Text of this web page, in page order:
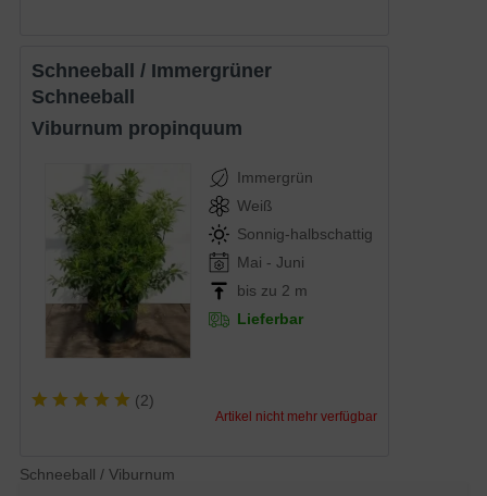
Schneeball / Immergrüner
Schneeball
Viburnum propinquum
Immergrün
Weiß
Sonnig-halbschattig
Mai - Juni
bis zu 2 m
Lieferbar
(2)
Artikel nicht mehr verfügbar
Schneeball / Viburnum